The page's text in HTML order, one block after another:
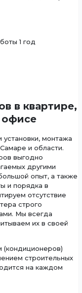
1 год
в квартире,
монтажа
и области.
выгодно
другими
опыт, а также
и порядка в
отсутствие
строго
Мы всегда
их в своей
(кондиционеров)
строительных
на каждом